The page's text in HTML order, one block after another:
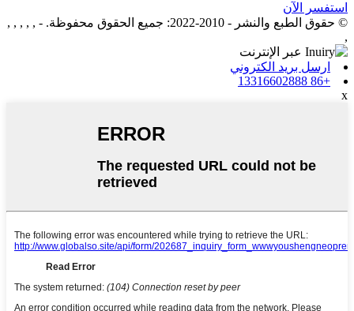
استفسر الآن
© حقوق الطبع والنشر - 2010-2022: جميع الحقوق محفوظة.
- , , , , ,
,
ارسل بريد الكتروني
+86 13316602888
x